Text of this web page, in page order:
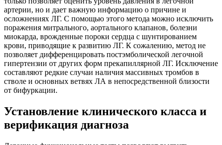
артерии, но и дает важную информацию о причине и
осложнениях ЛГ. С помощью этого метода можно исключить
поражения митрального, аортального клапанов, болезни
миокарда, врожденные пороки сердца с шунтированием
крови, приводящие к развитию ЛГ. К сожалению, метод не
позволяет дифференцировать постэмболической легочной
гипертензии от других форм прекапиллярной ЛГ. Исключение
составляют редкие случаи наличия массивных тромбов в
стволе и основных ветвях ЛА в непосредственной близости
от бифуркации.
Установление клинического класса и
верификация диагноза